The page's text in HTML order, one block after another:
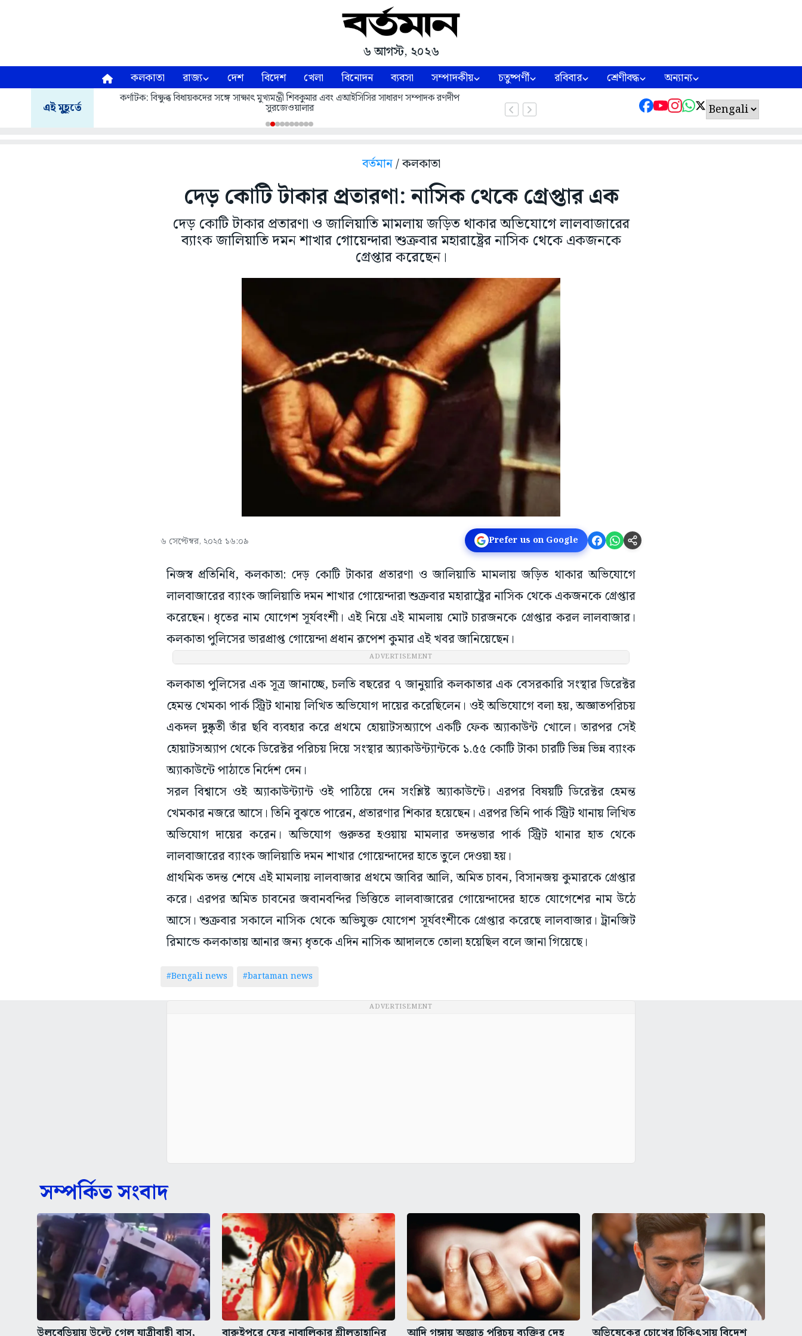
৬ আগস্ট, ২০২৬
কলকাতা রাজ্য দেশ বিদেশ খেলা বিনোদন ব্যবসা সম্পাদকীয় চতুষ্পর্ণী রবিবার শ্রেণীবদ্ধ অন্যান্য
এই মুহূর্তে
কর্ণাটক: বিক্ষুব্ধ বিধায়কদের সঙ্গে সাক্ষাৎ মুখ্যমন্ত্রী শিবকুমার এবং এআইসিসির সাধারণ সম্পাদক রণদীপ
সুরজেওয়ালার
বর্তমান/ কলকাতা
দেড় কোটি টাকার প্রতারণা: নাসিক থেকে গ্রেপ্তার এক
দেড় কোটি টাকার প্রতারণা ও জালিয়াতি মামলায় জড়িত থাকার অভিযোগে লালবাজারের
ব্যাংক জালিয়াতি দমন শাখার গোয়েন্দারা শুক্রবার মহারাষ্ট্রের নাসিক থেকে একজনকে
গ্রেপ্তার করেছেন।
৬ সেপ্টেম্বর, ২০২৫ ১৬:০৯ Prefer us on Google
নিজস্ব প্রতিনিধি, কলকাতা: দেড় কোটি টাকার প্রতারণা ও জালিয়াতি মামলায় জড়িত থাকার অভিযোগে
লালবাজারের ব্যাংক জালিয়াতি দমন শাখার গোয়েন্দারা শুক্রবার মহারাষ্ট্রের নাসিক থেকে একজনকে গ্রেপ্তার
করেছেন। ধৃতের নাম যোগেশ সূর্যবংশী। এই নিয়ে এই মামলায় মোট চারজনকে গ্রেপ্তার করল লালবাজার।
কলকাতা পুলিসের ভারপ্রাপ্ত গোয়েন্দা প্রধান রূপেশ কুমার এই খবর জানিয়েছেন।
ADVERTISEMENT
কলকাতা পুলিসের এক সূত্র জানাচ্ছে, চলতি বছরের ৭ জানুয়ারি কলকাতার এক বেসরকারি সংস্থার ডিরেক্টর
হেমন্ত খেমকা পার্ক স্ট্রিট থানায় লিখিত অভিযোগ দায়ের করেছিলেন। ওই অভিযোগে বলা হয়, অজ্ঞাতপরিচয়
একদল দুষ্কৃতী তাঁর ছবি ব্যবহার করে প্রথমে হোয়াটসঅ্যাপে একটি ফেক অ্যাকাউন্ট খোলে। তারপর সেই
হোয়াটসঅ্যাপ থেকে ডিরেক্টর পরিচয় দিয়ে সংস্থার অ্যাকাউন্ট্যান্টকে ১.৫৫ কোটি টাকা চারটি ভিন্ন ভিন্ন ব্যাংক
অ্যাকাউন্টে পাঠাতে নির্দেশ দেন।
সরল বিশ্বাসে ওই অ্যাকাউন্ট্যান্ট ওই পাঠিয়ে দেন সংশ্লিষ্ট অ্যাকাউন্টে। এরপর বিষয়টি ডিরেক্টর হেমন্ত
খেমকার নজরে আসে। তিনি বুঝতে পারেন, প্রতারণার শিকার হয়েছেন। এরপর তিনি পার্ক স্ট্রিট থানায় লিখিত
অভিযোগ দায়ের করেন। অভিযোগ গুরুতর হওয়ায় মামলার তদন্তভার পার্ক স্ট্রিট থানার হাত থেকে
লালবাজারের ব্যাংক জালিয়াতি দমন শাখার গোয়েন্দাদের হাতে তুলে দেওয়া হয়।
প্রাথমিক তদন্ত শেষে এই মামলায় লালবাজার প্রথমে জাবির আলি, অমিত চাবন, বিসানজয় কুমারকে গ্রেপ্তার
করে। এরপর অমিত চাবনের জবানবন্দির ভিত্তিতে লালবাজারের গোয়েন্দাদের হাতে যোগেশের নাম উঠে
আসে। শুক্রবার সকালে নাসিক থেকে অভিযুক্ত যোগেশ সূর্যবংশীকে গ্রেপ্তার করেছে লালবাজার। ট্রানজিট
রিমান্ডে কলকাতায় আনার জন্য ধৃতকে এদিন নাসিক আদালতে তোলা হয়েছিল বলে জানা গিয়েছে।
#Bengali news #bartaman news
ADVERTISEMENT
সম্পর্কিত সংবাদ